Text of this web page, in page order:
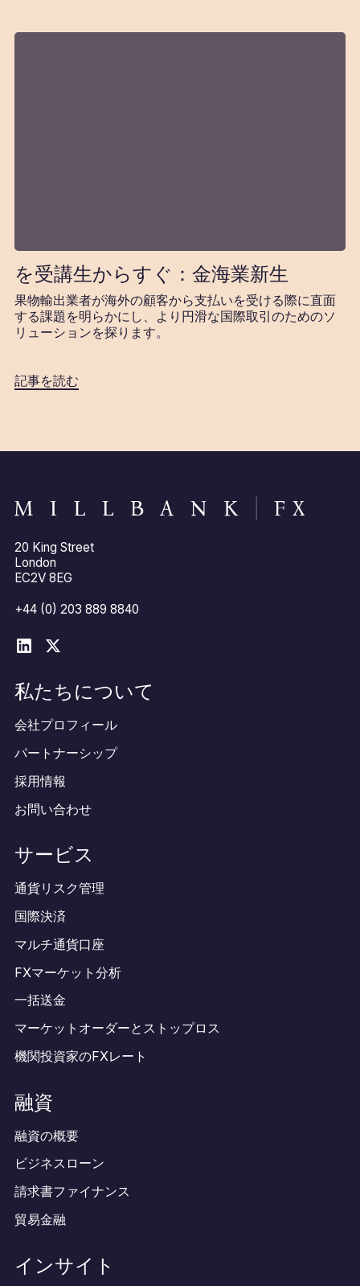
を受講生からすぐ：金海業新生
果物輸出業者が海外の顧客から支払いを受ける際に直面
する課題を明らかにし、より円滑な国際取引のためのソ
リューションを探ります。
記事を読む
20 King Street
London
EC2V 8EG
+44 (0) 203 889 8840
私たちについて
会社プロフィール
パートナーシップ
採用情報
お問い合わせ
サービス
通貨リスク管理
国際決済
マルチ通貨口座
FXマーケット分析
一括送金
マーケットオーダーとストップロス
機関投資家のFXレート
融資
融資の概要
ビジネスローン
請求書ファイナンス
貿易金融
インサイト